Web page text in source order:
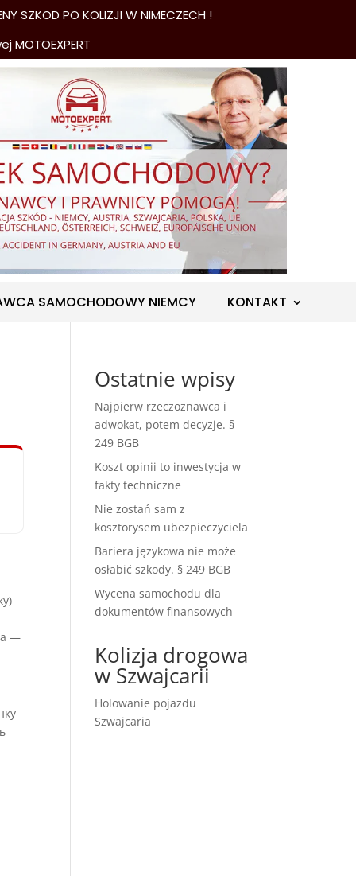
PO KOLIZJI W NIMECZECH !
SAMOCHODOWY NIEMCY KONTAKT
—
Ostatnie wpisy
Najpierw rzeczoznawca i
adwokat, potem decyzje. §
249 BGB
Koszt opinii to inwestycja w
fakty techniczne
Nie zostań sam z
kosztorysem ubezpieczyciela
Bariera językowa nie może
osłabić szkody. § 249 BGB
Wycena samochodu dla
dokumentów finansowych
Kolizja drogowa
w Szwajcarii
Holowanie pojazdu
Szwajcaria